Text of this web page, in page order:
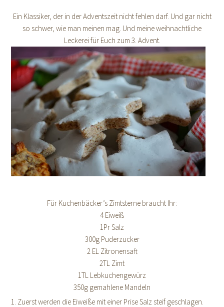
Ein Klassiker, der in der Adventszeit nicht fehlen darf. Und gar nicht
so schwer, wie man meinen mag. Und meine weihnachtliche
Leckerei für Euch zum 3. Advent.
Für Kuchenbäcker’s Zimtsterne braucht Ihr:
4 Eiweiß
1Pr Salz
300g Puderzucker
2 EL Zitronensaft
2TL Zimt
1TL Lebkuchengewürz
350g gemahlene Mandeln
1. Zuerst werden die Eiweiße mit einer Prise Salz steif geschlagen.